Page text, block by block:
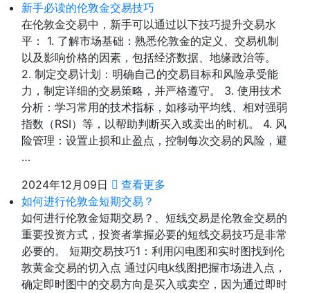
新手必读的伦敦金交易技巧
在伦敦金交易中，新手可以通过以下技巧提升交易水
平： 1. 了解市场基础：熟悉伦敦金的定义、交易机制
以及影响价格的因素，包括经济数据、地缘政治等。
2. 制定交易计划：明确自己的交易目标和风险承受能
力，制定详细的交易策略，并严格遵守。 3. 使用技术
分析：学习常用的技术指标，如移动平均线、相对强弱
指数（RSI）等，以帮助判断买入或卖出的时机。 4. 风
险管理：设置止损和止盈点，控制每次交易的风险，避
…
2024年12月09日
查看更多
如何进行伦敦金短期交易？
如何进行伦敦金短期交易？、短线交易是伦敦金交易的
重要投资方式，投资者掌握必要的短线交易技巧是非常
必要的。 短期交易技巧1：利用闪电图和实时图找到伦
敦黄金交易的切入点 通过闪电k线图把握市场进入点，
确定即时图中的交易方向是买入或卖空，因为通过即时